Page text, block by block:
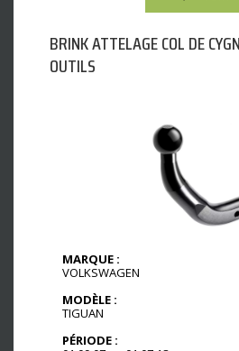
BRINK ATTELAGE COL DE
OUTILS
MARQUE :
VOLKSWAGEN
MODÈLE :
TIGUAN
PÉRIODE :